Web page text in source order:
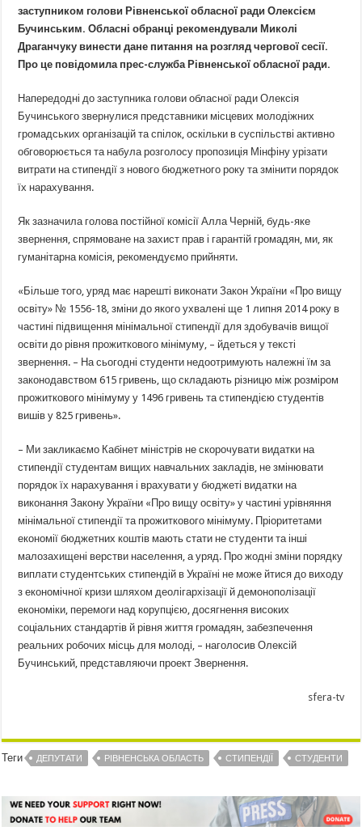
заступником голови Рівненської обласної ради Олексієм
Бучинським. Обласні обранці рекомендували Миколі
Драганчуку винести дане питання на розгляд чергової сесії.
Про це повідомила прес-служба Рівненської обласної ради.
Напередодні до заступника голови обласної ради Олексія
Бучинського звернулися представники місцевих молодіжних
громадських організацій та спілок, оскільки в суспільстві активно
обговорюється та набула розголосу пропозиція Мінфіну урізати
витрати на стипендії з нового бюджетного року та змінити порядок
їх нарахування.
Як зазначила голова постійної комісії Алла Черній, будь-яке
звернення, спрямоване на захист прав і гарантій громадян, ми, як
гуманітарна комісія, рекомендуємо прийняти.
«Більше того, уряд має нарешті виконати Закон України «Про вищу
освіту» № 1556-18, зміни до якого ухвалені ще 1 липня 2014 року в
частині підвищення мінімальної стипендії для здобувачів вищої
освіти до рівня прожиткового мінімуму, – йдеться у тексті
звернення. – На сьогодні студенти недоотримують належні їм за
законодавством 615 гривень, що складають різницю між розміром
прожиткового мінімуму у 1496 гривень та стипендією студентів
вишів у 825 гривень».
– Ми закликаємо Кабінет міністрів не скорочувати видатки на
стипендії студентам вищих навчальних закладів, не змінювати
порядок їх нарахування і врахувати у бюджеті видатки на
виконання Закону України «Про вищу освіту» у частині урівняння
мінімальної стипендії та прожиткового мінімуму. Пріоритетами
економії бюджетних коштів мають стати не студенти та інші
малозахищені верстви населення, а уряд. Про жодні зміни порядку
виплати студентських стипендій в Україні не може йтися до виходу
з економічної кризи шляхом деолігархізації й демонополізації
економіки, перемоги над корупцією, досягнення високих
соціальних стандартів й рівня життя громадян, забезпечення
реальних робочих місць для молоді, – наголосив Олексій
Бучинський, представляючи проект Звернення.
sfera-tv
Теги ДЕПУТАТИ РІВНЕНСЬКА ОБЛАСТЬ СТИПЕНДІЇ СТУДЕНТИ